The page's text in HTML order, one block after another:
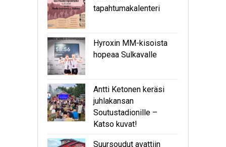
tapahtumakalenteri
Hyroxin MM-kisoista
hopeaa Sulkavalle
Antti Ketonen keräsi
juhlakansan
Soutustadionille –
Katso kuvat!
Suursoudut avattiin